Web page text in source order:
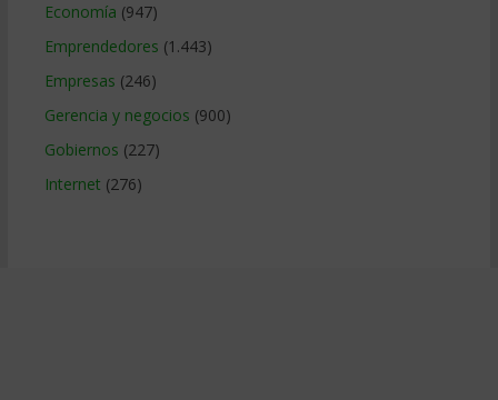
Economía (947)
Emprendedores (1.443)
Empresas (246)
Gerencia y negocios (900)
Gobiernos (227)
Internet (276)